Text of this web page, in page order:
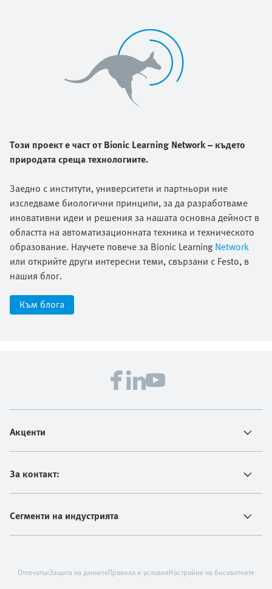
Този проект е част от Bionic Learning Network – където
природата среща технологиите.
Заедно с институти, университети и партньори ние
изследваме биологични принципи, за да разработваме
иновативни идеи и решения за нашата основна дейност в
областта на автоматизационната техника и техническото
образование. Научете повече за Bionic Learning Network
или открийте други интересни теми, свързани с Festo, в
нашия блог.
Към блога
Акценти
За контакт:
Сегменти на индустрията
ОтпечатъкЗащита на даннитеПравила и условияНастройки на бисквитките